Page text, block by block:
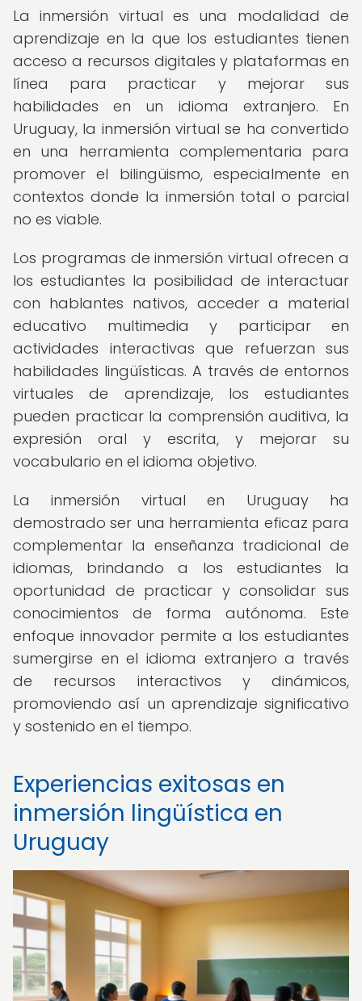
La inmersión virtual es una modalidad de
aprendizaje en la que los estudiantes tienen
acceso a recursos digitales y plataformas en
línea para practicar y mejorar sus
habilidades en un idioma extranjero. En
Uruguay, la inmersión virtual se ha convertido
en una herramienta complementaria para
promover el bilingüismo, especialmente en
contextos donde la inmersión total o parcial
no es viable.
Los programas de inmersión virtual ofrecen a
los estudiantes la posibilidad de interactuar
con hablantes nativos, acceder a material
educativo multimedia y participar en
actividades interactivas que refuerzan sus
habilidades lingüísticas. A través de entornos
virtuales de aprendizaje, los estudiantes
pueden practicar la comprensión auditiva, la
expresión oral y escrita, y mejorar su
vocabulario en el idioma objetivo.
La inmersión virtual en Uruguay ha
demostrado ser una herramienta eficaz para
complementar la enseñanza tradicional de
idiomas, brindando a los estudiantes la
oportunidad de practicar y consolidar sus
conocimientos de forma autónoma. Este
enfoque innovador permite a los estudiantes
sumergirse en el idioma extranjero a través
de recursos interactivos y dinámicos,
promoviendo así un aprendizaje significativo
y sostenido en el tiempo.
Experiencias exitosas en
inmersión lingüística en
Uruguay